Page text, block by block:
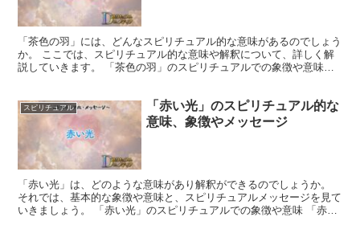
「茶色の羽」には、どんなスピリチュアル的な意味があるのでしょう
か。 ここでは、スピリチュアル的な意味や解釈について、詳しく解
説していきます。 「茶色の羽」のスピリチュアルでの象徴や意味
スピリチュアル
「赤い光」のスピリチュアル的な
意味、象徴やメッセージ
「赤い光」は、どのような意味があり解釈ができるのでしょうか。
それでは、基本的な象徴や意味と、スピリチュアルメッセージを見て
いきましょう。 「赤い光」のスピリチュアルでの象徴や意味 「赤い